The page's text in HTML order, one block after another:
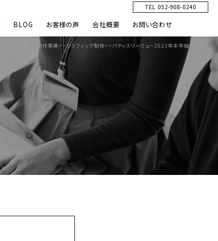
BLOG お客様の声 会社概要 お問い合わせ
TEL 052-908-0240
制作実績>>グラフィック制作>> パティスリーミュー2023年末年始チラシ